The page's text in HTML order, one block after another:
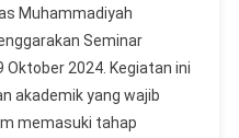
Muhammadiyah
Seminar
Oktober 2024. Kegiatan ini
akademik yang wajib
memasuki tahap